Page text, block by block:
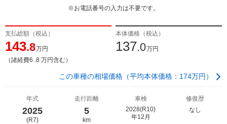
※お電話番号の入力は不要です。
支払総額（税込）
143.8万円
（諸経費6 .8 万円含む）
本体価格（税込）
137.0万円
この車種の相場価格（平均本体価格：174万円）
年式
2025
(R7)
走行距離
5
km
車検
2028(R10)
年12月
修復歴
なし